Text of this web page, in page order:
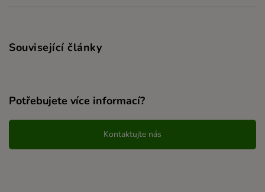
Související články
Potřebujete více informací?
Kontaktujte nás